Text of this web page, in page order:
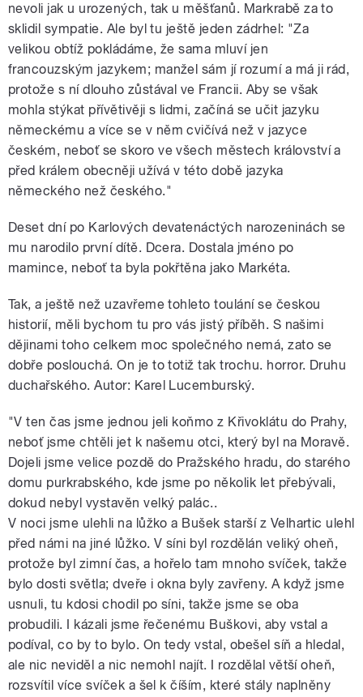
nevoli jak u urozených, tak u měšťanů. Markrabě za to
sklidil sympatie. Ale byl tu ještě jeden zádrhel: "Za
velikou obtíž pokládáme, že sama mluví jen
francouzským jazykem; manžel sám jí rozumí a má ji rád,
protože s ní dlouho zůstával ve Francii. Aby se však
mohla stýkat přívětivěji s lidmi, začíná se učit jazyku
německému a více se v něm cvičívá než v jazyce
českém, neboť se skoro ve všech městech království a
před králem obecněji užívá v této době jazyka
německého než českého."
Deset dní po Karlových devatenáctých narozeninách se
mu narodilo první dítě. Dcera. Dostala jméno po
mamince, neboť ta byla pokřtěna jako Markéta.
Tak, a ještě než uzavřeme tohleto toulání se českou
historií, měli bychom tu pro vás jistý příběh. S našimi
dějinami toho celkem moc společného nemá, zato se
dobře poslouchá. On je to totiž tak trochu. horror. Druhu
duchařského. Autor: Karel Lucemburský.
"V ten čas jsme jednou jeli koňmo z Křivoklátu do Prahy,
neboť jsme chtěli jet k našemu otci, který byl na Moravě.
Dojeli jsme velice pozdě do Pražského hradu, do starého
domu purkrabského, kde jsme po několik let přebývali,
dokud nebyl vystavěn velký palác..
V noci jsme ulehli na lůžko a Bušek starší z Velhartic ulehl
před námi na jiné lůžko. V síni byl rozdělán veliký oheň,
protože byl zimní čas, a hořelo tam mnoho svíček, takže
bylo dosti světla; dveře i okna byly zavřeny. A když jsme
usnuli, tu kdosi chodil po síni, takže jsme se oba
probudili. I kázali jsme řečenému Buškovi, aby vstal a
podíval, co by to bylo. On tedy vstal, obešel síň a hledal,
ale nic neviděl a nic nemohl najít. I rozdělal větší oheň,
rozsvítil více svíček a šel k číším, které stály naplněny